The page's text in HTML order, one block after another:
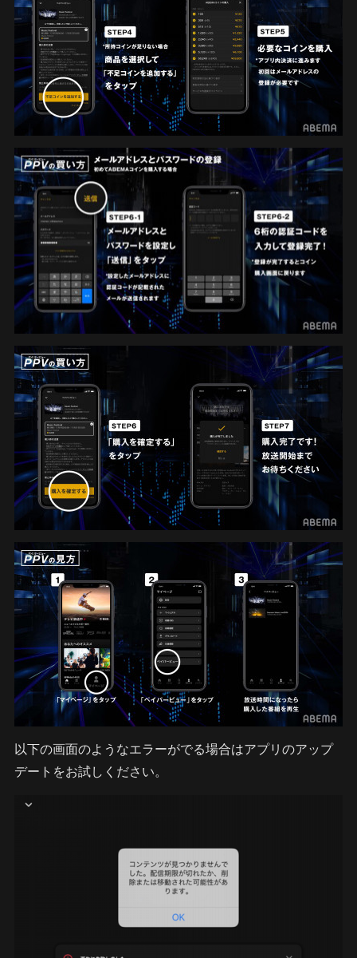
以下の画面のようなエラーがでる場合はアプリのアップ
デートをお試しください。